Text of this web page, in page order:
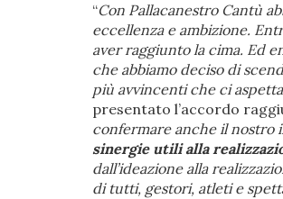
“Con Pallacanestro Cantù
eccellenza e ambizione.
aver raggiunto la cima. Ed
che abbiamo deciso di
più avvincenti che ci
presentato l’accordo
confermare anche il nostro
sinergie utili alla
dall’ideazione alla
di tutti, gestori, atleti e